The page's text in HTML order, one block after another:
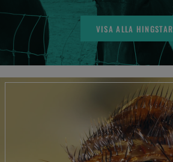
VISA ALLA HINGSTAR